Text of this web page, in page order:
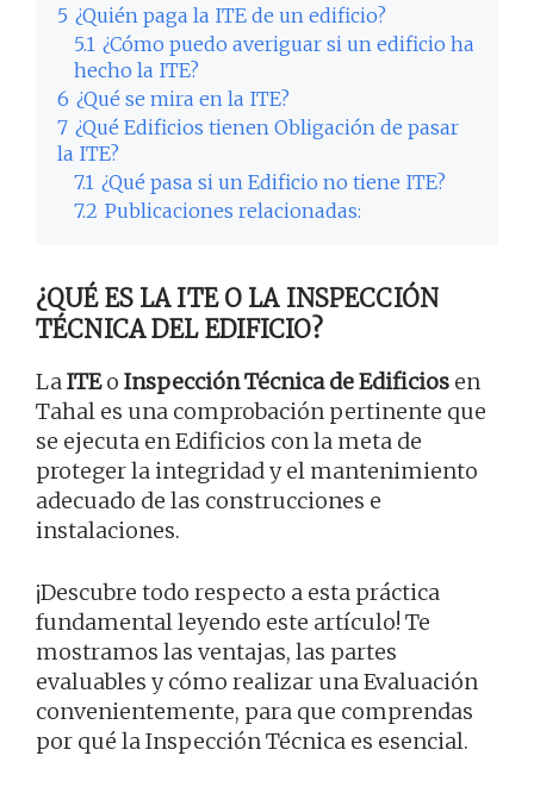
5 ¿Quién paga la ITE de un edificio?
5.1 ¿Cómo puedo averiguar si un edificio ha
hecho la ITE?
6 ¿Qué se mira en la ITE?
7 ¿Qué Edificios tienen Obligación de pasar
la ITE?
7.1 ¿Qué pasa si un Edificio no tiene ITE?
7.2 Publicaciones relacionadas:
¿QUÉ ES LA ITE O LA INSPECCIÓN
TÉCNICA DEL EDIFICIO?
LaITEo Inspección Técnica de Edificios en
Tahal es una comprobación pertinente que
se ejecuta en Edificios con la meta de
proteger la integridad y el mantenimiento
adecuado de las construcciones e
instalaciones.
¡Descubre todo respecto a esta práctica
fundamental leyendo este artículo! Te
mostramos las ventajas, las partes
evaluables y cómo realizar una Evaluación
convenientemente, para que comprendas
por qué la Inspección Técnica es esencial.